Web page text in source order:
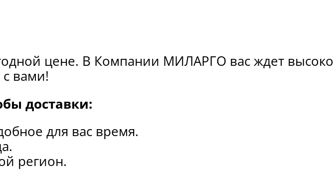
цене. В Компании МИЛАРГО вас ждет
вами!
доставки:
для вас время.
регион.